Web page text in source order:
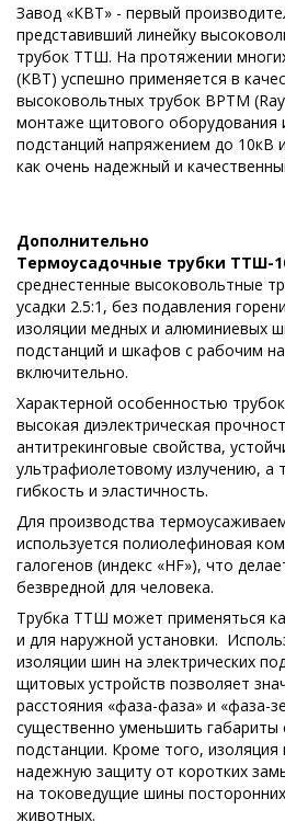
Завод «КВТ» - первый
представивший линейку
трубок ТТШ. На протяжении
(КВТ) успешно применяется в
высоковольтных трубок BPTM
монтаже щитового оборудования
подстанций напряжением до 10кВ
как очень надежный и
Дополнительно
Термоусадочные трубки ТТШ-
среднестенные высоковольтные
усадки 2.5:1, без подавления
изоляции медных и алюминиевых
подстанций и шкафов с рабочим
включительно.
Характерной особенностью
высокая диэлектрическая
антитрекинговые свойства,
ультрафиолетовому излучению, а
гибкость и эластичность.
Для производства
используется полиолефиновая
галогенов (индекс «HF»), что
безвредной для человека.
Трубка ТТШ может применяться
и для наружной установки.
изоляции шин на электрических
щитовых устройств позволяет
расстояния «фаза-фаза» и «фаза-
существенно уменьшить
подстанции. Кроме того,
надежную защиту от коротких
на токоведущие шины
животных.